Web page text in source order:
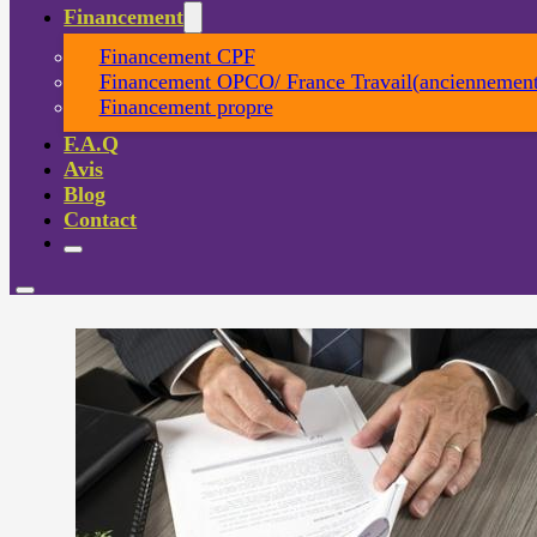
Financement
Financement CPF
Financement OPCO/ France
Financement propre
F.A.Q
Avis
Blog
Contact